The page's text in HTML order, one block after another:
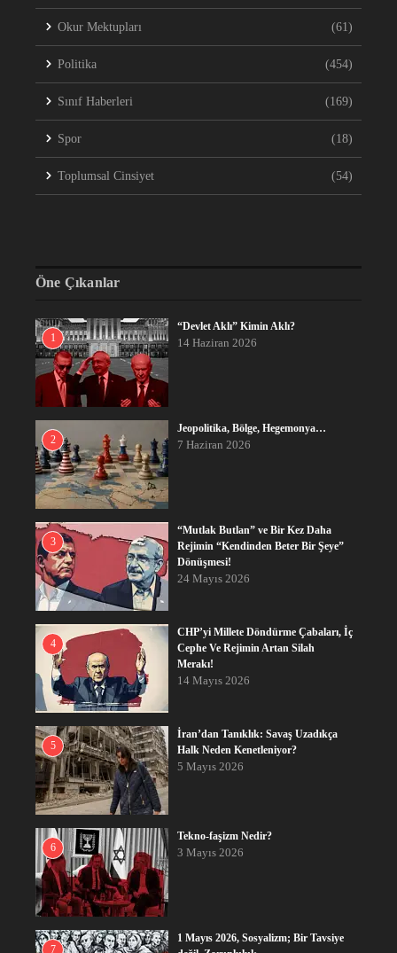
Okur Mektupları (61)
Politika (454)
Sınıf Haberleri (169)
Spor (18)
Toplumsal Cinsiyet (54)
Öne Çıkanlar
1
“Devlet Aklı” Kimin Aklı?
14 Haziran 2026
2
Jeopolitika, Bölge, Hegemonya…
7 Haziran 2026
3
“Mutlak Butlan” ve Bir Kez Daha
Rejimin “Kendinden Beter Bir Şeye”
Dönüşmesi!
24 Mayıs 2026
4
CHP’yi Millete Döndürme Çabaları, İç
Cephe Ve Rejimin Artan Silah
Merakı!
14 Mayıs 2026
5
İran’dan Tanıklık: Savaş Uzadıkça
Halk Neden Kenetleniyor?
5 Mayıs 2026
6
Tekno-faşizm Nedir?
3 Mayıs 2026
7
1 Mayıs 2026, Sosyalizm; Bir Tavsiye